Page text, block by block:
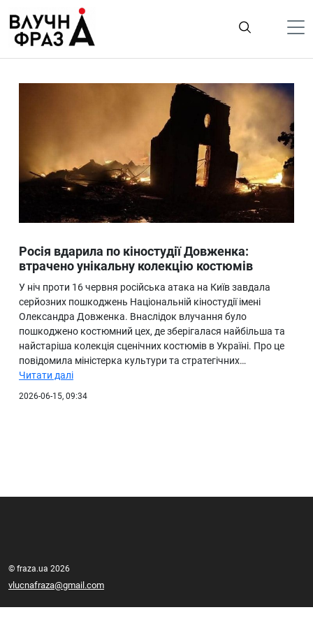
содержимому
Лайфстайл
ТехноНаука
Людина
Ukraine
Про нас
Росія вдарила по кіностудії Довженка:
втрачено унікальну колекцію костюмів
У ніч проти 16 червня російська атака на Київ завдала
серйозних пошкоджень Національній кіностудії імені
Олександра Довженка. Внаслідок влучання було
пошкоджено костюмний цех, де зберігалася найбільша та
найстаріша колекція сценічних костюмів в Україні. Про це
повідомила міністерка культури та стратегічних…
Читати далі
2026-06-15, 09:34
© fraza.ua 2026
vlucnafraza@gmail.com